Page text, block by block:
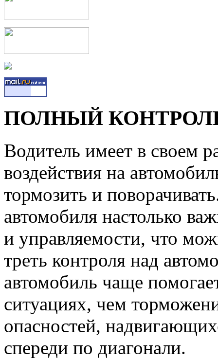
ПОЛНЫЙ
Водитель имеет в своем
воздействия на
тормозить и
автомобиля настолько
и управляемости, что
треть контроля над
автомобиль чаще
ситуациях, чем
опасностей,
спереди по диагонали.